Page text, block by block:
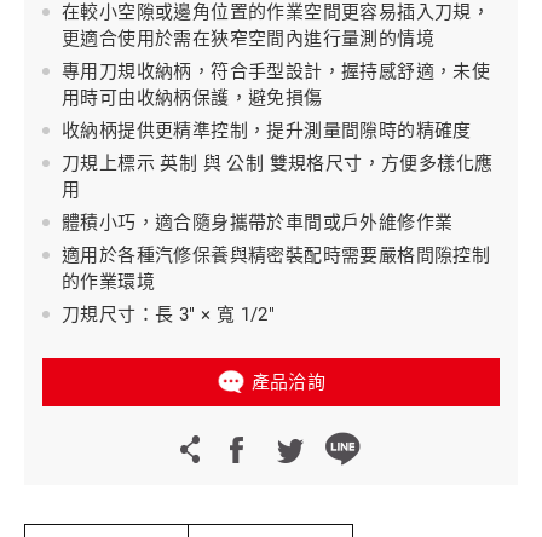
在較小空隙或邊角位置的作業空間更容易插入刀規，
更適合使用於需在狹窄空間內進行量測的情境
專用刀規收納柄，符合手型設計，握持感舒適，未使
用時可由收納柄保護，避免損傷
收納柄提供更精準控制，提升測量間隙時的精確度
刀規上標示 英制 與 公制 雙規格尺寸，方便多樣化應
用
體積小巧，適合隨身攜帶於車間或戶外維修作業
適用於各種汽修保養與精密裝配時需要嚴格間隙控制
的作業環境
刀規尺寸：長 3" × 寬 1/2"
產品洽詢